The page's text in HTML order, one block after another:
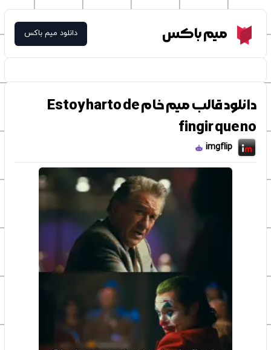
Meme Boxمیم باکس دانلود میم باکس
دانلود قالب میم خام Estoy harto de
fingir que no
imgflip